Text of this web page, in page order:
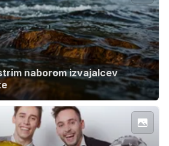
naborom izvajalcev